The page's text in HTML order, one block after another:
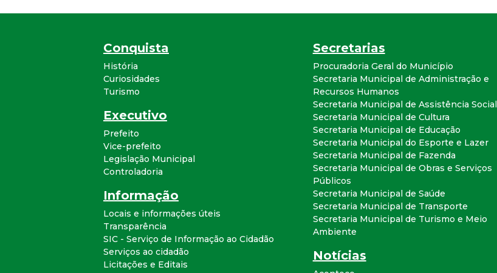
a
l
d
e
C
o
n
q
u
Conquista
História
Curiosidades
Turismo
Executivo
Prefeito
Vice-prefeito
Legislação Municipal
Controladoria
Informação
Locais e informações úteis
Transparência
SIC - Serviço de Informação ao Cidadão
Serviços ao cidadão
Licitações e Editais
Secretarias
Procuradoria Geral do Município
Secretaria Municipal de Administração e
Recursos Humanos
Secretaria Municipal de Assistência Social
Secretaria Municipal de Cultura
Secretaria Municipal de Educação
Secretaria Municipal do Esporte e Lazer
Secretaria Municipal de Fazenda
Secretaria Municipal de Obras e Serviços
Públicos
Secretaria Municipal de Saúde
Secretaria Municipal de Transporte
Secretaria Municipal de Turismo e Meio
Ambiente
Notícias